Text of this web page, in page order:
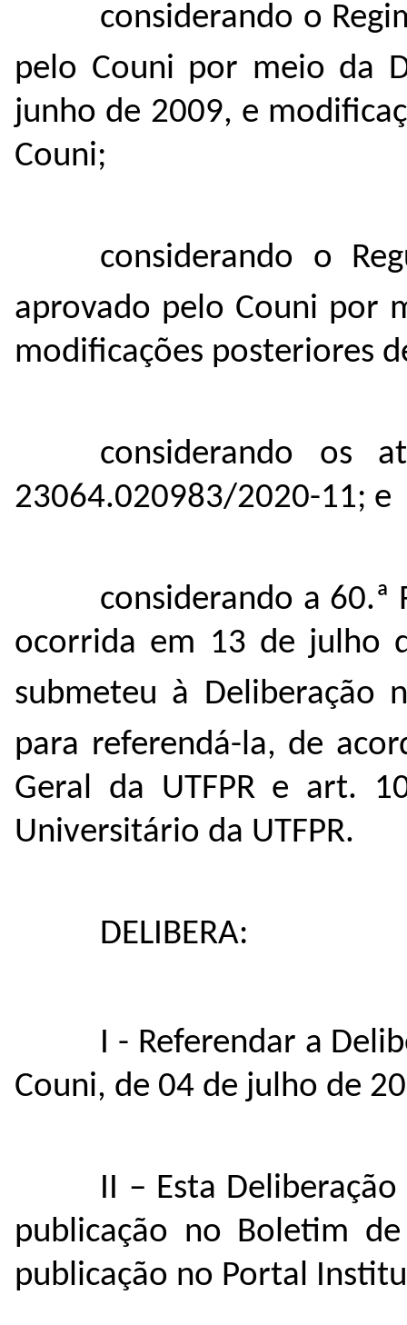
considerando o
pelo Couni por meio da
junho de 2009, e
Couni;
considerando o
aprovado pelo Couni por
modificações posteriores
considerando os
23064.020983/2020-11; e
considerando a 60.ª
ocorrida em 13 de julho
submeteu à Deliberação
para referendá-la, de
Geral da UTFPR e art.
Universitário da UTFPR.
DELIBERA:
I - Referendar a
Couni, de 04 de julho de
II – Esta
publicação no Boletim
publicação no Portal